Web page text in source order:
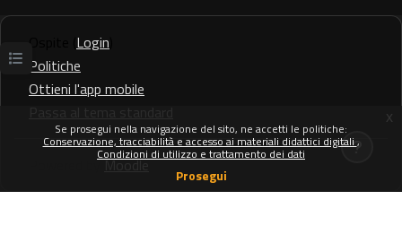
Se prosegui nella navigazione del sito, ne accetti le politiche:
Conservazione, tracciabilità e accesso ai materiali didattici digitali
Condizioni di utilizzo e trattamento dei dati
Prosegui
x
Apri indice del corso
Ospite ( Login
Politiche
Ottieni l'app mobile
Passa al tema standard
Powered byMoodle